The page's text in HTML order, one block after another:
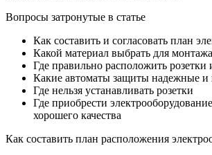
Вопросы затронутые в статье
Как составить и согласовать план
Какой материал выбрать для
Где правильно расположить
Какие автоматы защиты надежные и
Где нельзя устанавливать розетки
Где приобрести
хорошего качества
Как составить план расположения